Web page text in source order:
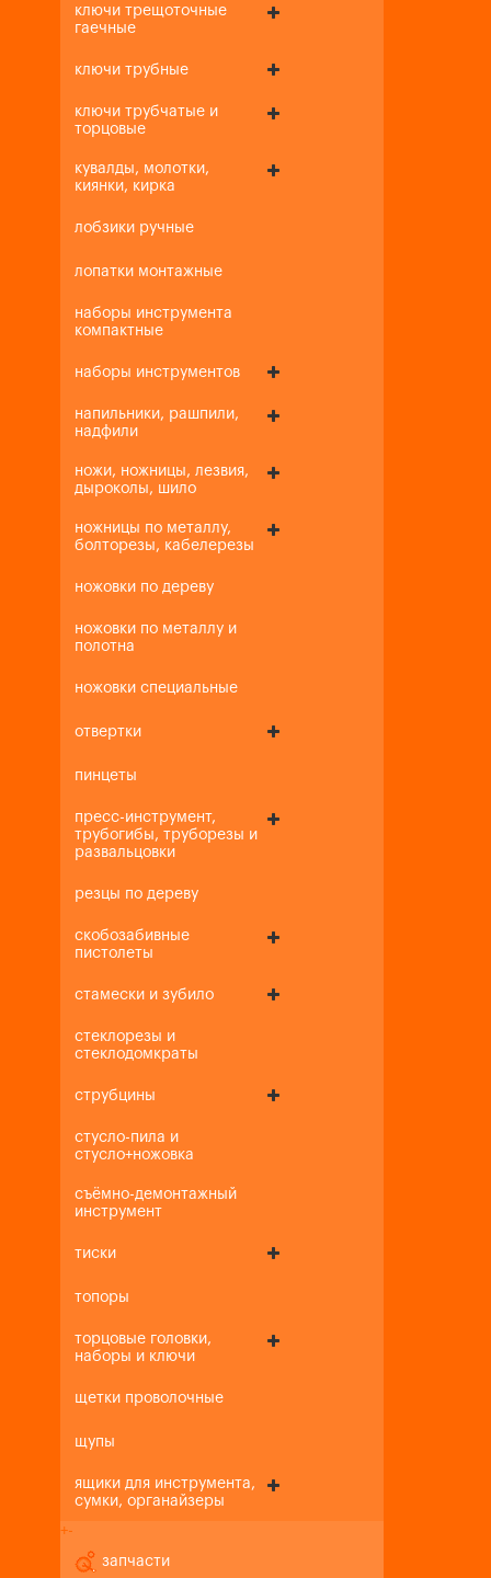
ключи трещоточные
гаечные
ключи трубные
ключи трубчатые и
торцовые
кувалды, молотки,
киянки, кирка
лобзики ручные
лопатки монтажные
наборы инструмента
компактные
наборы инструментов
напильники, рашпили,
надфили
ножи, ножницы, лезвия,
дыроколы, шило
ножницы по металлу,
болторезы, кабелерезы
ножовки по дереву
ножовки по металлу и
полотна
ножовки специальные
отвертки
пинцеты
пресс-инструмент,
трубогибы, труборезы и
развальцовки
резцы по дереву
скобозабивные
пистолеты
стамески и зубило
стеклорезы и
стеклодомкраты
струбцины
стусло-пила и
стусло+ножовка
съёмно-демонтажный
инструмент
тиски
топоры
торцовые головки,
наборы и ключи
щетки проволочные
щупы
ящики для инструмента,
сумки, органайзеры
+-
запчасти